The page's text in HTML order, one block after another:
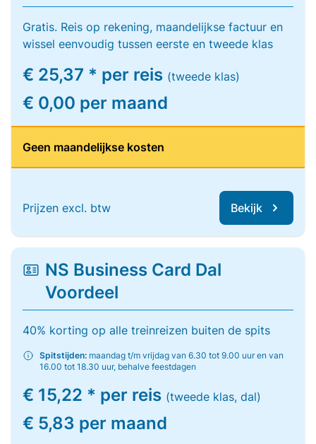
Gratis. Reis op rekening, maandelijkse factuur en
wissel eenvoudig tussen eerste en tweede klas
€ 25,37 * per reis (tweede klas)
€ 0,00 per maand
Geen maandelijkse kosten
Prijzen excl. btw Bekijk
NS Business Card Dal
Voordeel
40% korting op alle treinreizen buiten de spits
Spitstijden: maandag t/m vrijdag van 6.30 tot 9.00 uur en van
16.00 tot 18.30 uur, behalve feestdagen
€ 15,22 * per reis (tweede klas, dal)
€ 5,83 per maand